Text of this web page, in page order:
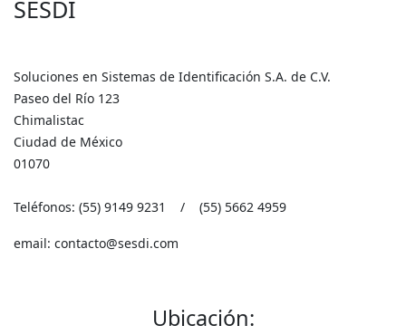
SESDI
Soluciones en Sistemas de Identificación S.A. de C.V.
Paseo del Río 123
Chimalistac
Ciudad de México
01070
Teléfonos: (55) 9149 9231 / (55) 5662 4959
email: contacto@sesdi.com
Ubicación: